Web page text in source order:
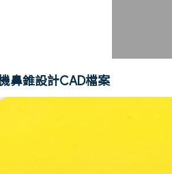
鼻錐設計CAD檔案